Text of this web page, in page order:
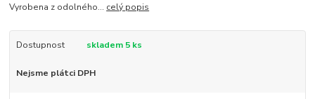
Vyrobena z odolného... celý popis
Dostupnost skladem 5 ks
Nejsme plátci DPH